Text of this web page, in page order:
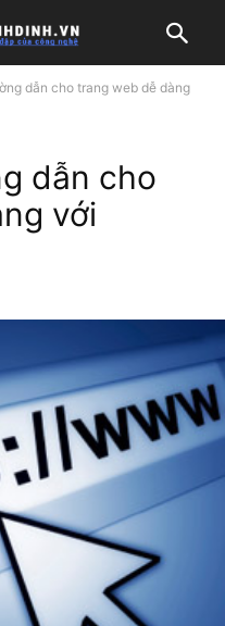
dẫn cho trang web dễ dàng
dẫn cho
với